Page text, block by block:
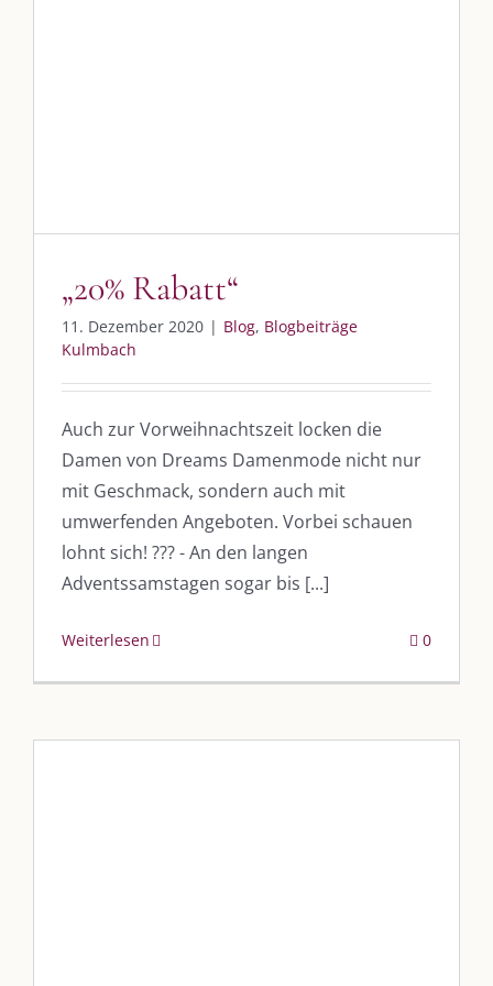
„20% Rabatt“
11. Dezember 2020 | Blog, Blogbeiträge
Kulmbach
Auch zur Vorweihnachtszeit locken die
Damen von Dreams Damenmode nicht nur
mit Geschmack, sondern auch mit
umwerfenden Angeboten. Vorbei schauen
lohnt sich! ??? - An den langen
Adventssamstagen sogar bis [...]
Weiterlesen 0